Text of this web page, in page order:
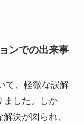
ンでの出来事
て、軽微な誤解
ました。しか
決が図られ、